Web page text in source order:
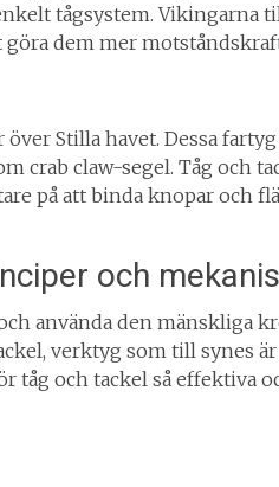
tågsystem. Vikingarna
dem mer
Stilla havet. Dessa
crab claw-segel. Tåg och
på att binda knopar och
och
använda den mänskliga
verktyg som till synes
och tackel så effektiva